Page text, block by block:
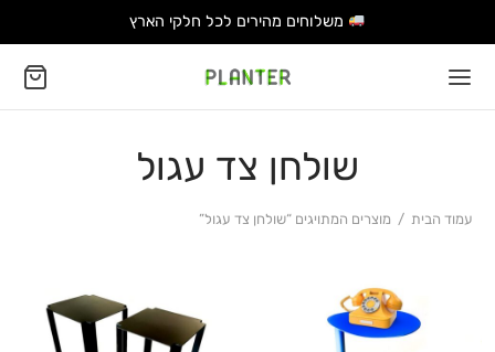
משלוחים מהירים לכל חלקי הארץ
שולחן צד עגול
עמוד הבית / מוצרים המתויגים “שולחן צד עגול”